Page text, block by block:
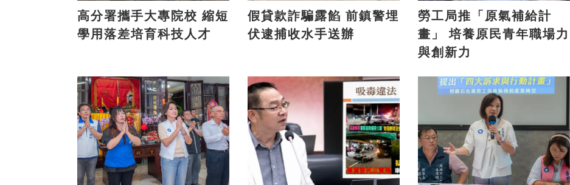
高分署攜手大專院校 縮短
學用落差培育科技人才
假貸款詐騙露餡 前鎮警埋
伏逮捕收水手送辦
勞工局推「原氣補給計
畫」 培養原民青年職場力
與創新力